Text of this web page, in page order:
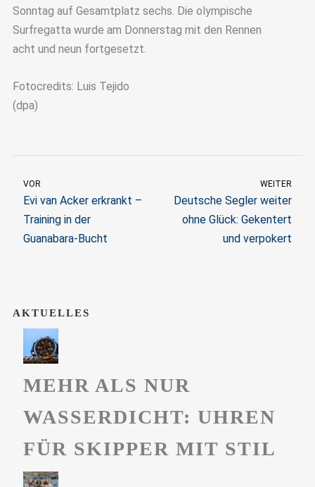
Sonntag auf Gesamtplatz sechs. Die olympische
Surfregatta wurde am Donnerstag mit den Rennen
acht und neun fortgesetzt.
Fotocredits: Luis Tejido
(dpa)
VOR
Evi van Acker erkrankt –
Training in der
Guanabara-Bucht
WEITER
Deutsche Segler weiter
ohne Glück: Gekentert
und verpokert
AKTUELLES
MEHR ALS NUR
WASSERDICHT: UHREN
FÜR SKIPPER MIT STIL